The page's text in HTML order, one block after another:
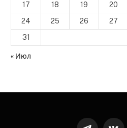
17
18 19 20
24
25 26 27
31
« Июл